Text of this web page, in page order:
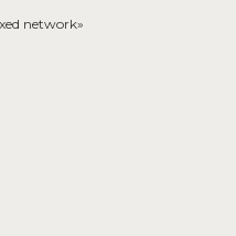
network»